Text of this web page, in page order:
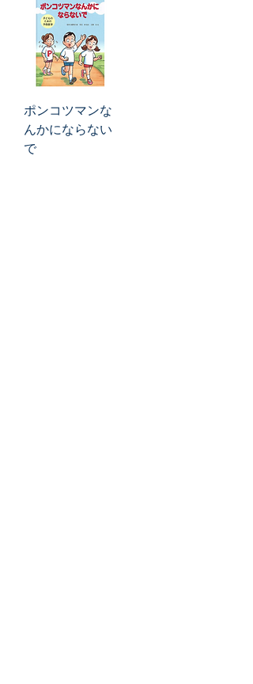
ポンコツマンな
んかにならない
で